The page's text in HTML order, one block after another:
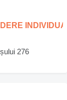
276